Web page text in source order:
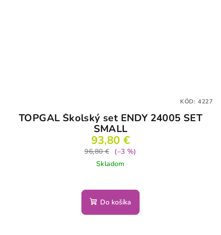
TOPGAL Školský set ENDY 24005 SET
SMALL
93,80 €
96,80 €
(–3 %)
Skladom
Do košíka
KÓD: 4227